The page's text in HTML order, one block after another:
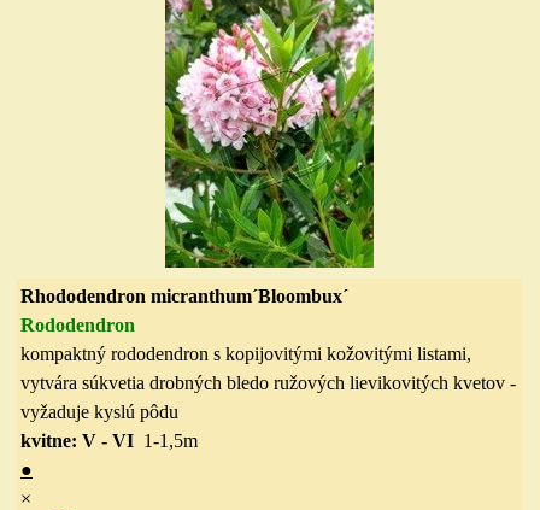
Rhododendron micranthum´Bloombux´
Rododendron
kompaktný rododendron s kopijovitými kožovitými listami,
vytvára súkvetia drobných bledo ružových lievikovitých kvetov -
vyžaduje kyslú pôdu
kvitne: V - VI 1-1,5m
●
×